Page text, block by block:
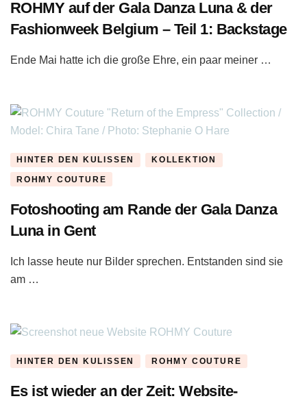
ROHMY auf der Gala Danza Luna & der
Fashionweek Belgium – Teil 1: Backstage
Ende Mai hatte ich die große Ehre, ein paar meiner …
HINTER DEN KULISSEN KOLLEKTION
ROHMY COUTURE
Fotoshooting am Rande der Gala Danza
Luna in Gent
Ich lasse heute nur Bilder sprechen. Entstanden sind sie
am …
HINTER DEN KULISSEN ROHMY COUTURE
Es ist wieder an der Zeit: Website-